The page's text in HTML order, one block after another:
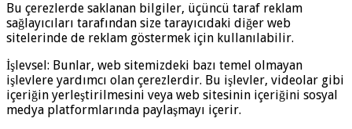
Bu çerezlerde saklanan bilgiler, üçüncü taraf reklam
sağlayıcıları tarafından size tarayıcıdaki diğer web
sitelerinde de reklam göstermek için kullanılabilir.
İşlevsel: Bunlar, web sitemizdeki bazı temel olmayan
işlevlere yardımcı olan çerezlerdir. Bu işlevler, videolar gibi
içeriğin yerleştirilmesini veya web sitesinin içeriğini sosyal
medya platformlarında paylaşmayı içerir.